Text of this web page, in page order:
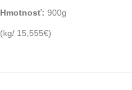
Hmotnosť: 900g
(kg/ 15,555€)